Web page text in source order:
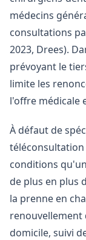
médecins
consultations
2023, Drees).
prévoyant le
limite les
l'offre médicale
À défaut de
conditions
de plus en plus
la prenne en
renouvellement
domicile, suivi